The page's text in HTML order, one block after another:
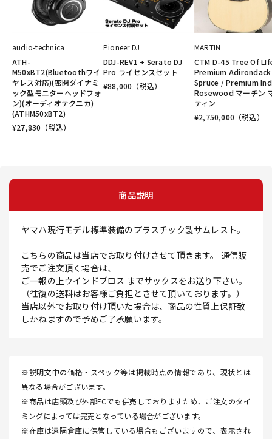
audio-technica
ATH-
M50xBT2(Bluetoothワイ
ヤレス対応)(密閉ダイナミ
ック型モニターヘッドフォ
ン)(オーディオテクニカ)
(ATHM50xBT2)
¥27,830 （税込）
Pioneer DJ
DDJ-REV1 + Serato DJ
Pro ライセンスセット
¥88,000 （税込）
MARTIN
CTM D-45 Tree Of
Premium Adirondack
Spruce / Premium
Rosewood マーチン
ティン
¥2,750,000 （税込）
商品説明
ヤマハ現行モデル標準装備のプラスチック製サムレスト。
こちらの商品は当店でお取り付けさせて頂きます。 通信販
売でご注文頂く場合は、
ご一報の上ウインドブロス までサックスをお送り下さい。
（往復の送料はお客様ご負担とさせて頂いております。）
当店以外でお取り付け頂いた場合は、商品の性質上保証致
しかねますので予めご了承願います。
※説明文中の価格・スペック等は掲載時点の情報であり、現状とは
異なる場合がございます。
※商品は店頭及び外部ECでも併売しておりますため、ご注文のタイ
ミングによっては完売となっている場合がございます。
※在庫は遠隔倉庫に保管している場合もございますので、表示され